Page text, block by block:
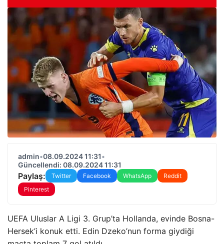
admin•08.09.2024 11:31•
Güncellendi: 08.09.2024 11:31
Paylaş: Twitter Facebook WhatsApp
Reddit
Pinterest
UEFA Uluslar A Ligi 3. Grup’ta Hollanda, evinde Bosna-
Hersek’i konuk etti. Edin Dzeko’nun forma giydiği